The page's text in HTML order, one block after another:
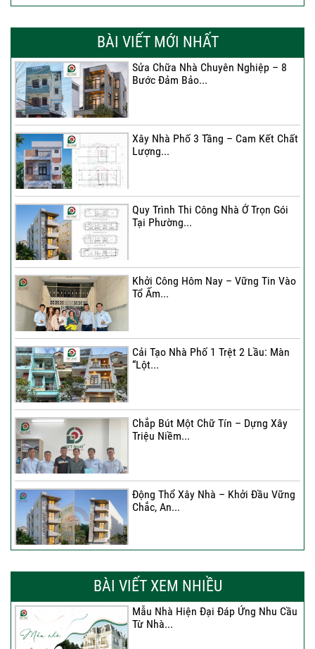
BÀI VIẾT MỚI NHẤT
Sửa Chữa Nhà Chuyên Nghiệp – 8
Bước Đảm Bảo...
Xây Nhà Phố 3 Tầng – Cam Kết Chất
Lượng...
Quy Trình Thi Công Nhà Ở Trọn Gói
Tại Phường...
Khởi Công Hôm Nay – Vững Tin Vào
Tổ Ấm...
Cải Tạo Nhà Phố 1 Trệt 2 Lầu: Màn
“Lột...
Chắp Bút Một Chữ Tín – Dựng Xây
Triệu Niềm...
Động Thổ Xây Nhà – Khởi Đầu Vững
Chắc, An...
Chắc Cho...
BÀI VIẾT XEM NHIỀU
Mẫu Nhà Hiện Đại Đáp Ứng Nhu Cầu
Từ Nhà...